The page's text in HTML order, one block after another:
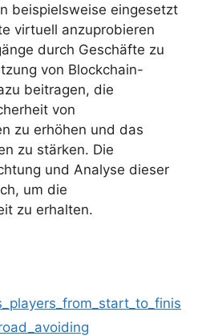
beispielsweise eingesetzt
virtuell anzuprobieren
durch Geschäfte zu
von Blockchain-
beitragen, die
von
zu erhöhen und das
zu stärken. Die
und Analyse dieser
um die
zu erhalten.